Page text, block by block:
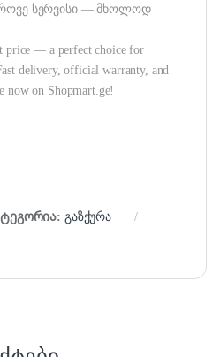
სერვისი — მხოლოდ
price — a perfect choice for
delivery, official warranty, and
now on Shopmart.ge!
გაზქურა